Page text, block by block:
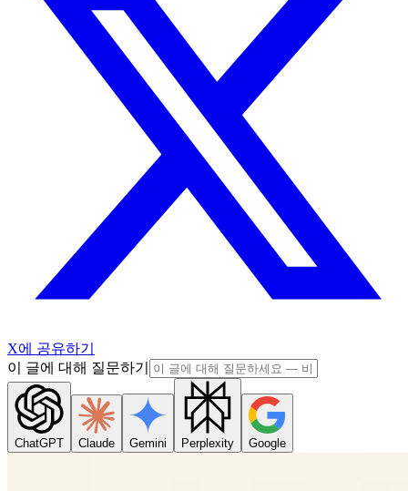
X에 공유하기
이 글에 대해 질문하기
ChatGPT Claude Gemini Perplexity Google